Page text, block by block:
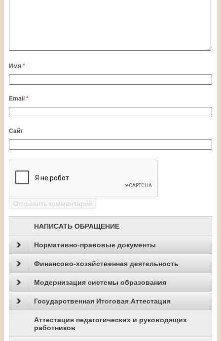
Имя *
Email *
Сайт
НАПИСАТЬ ОБРАЩЕНИЕ
Нормативно-правовые документы
Финансово-хозяйственная деятельность
Модернизация системы образования
Государственная Итоговая Аттестация
Аттестация педагогических и руководящих
работников